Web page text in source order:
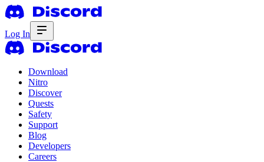
Log In
Download
Nitro
Discover
Quests
Safety
Support
Blog
Developers
Careers